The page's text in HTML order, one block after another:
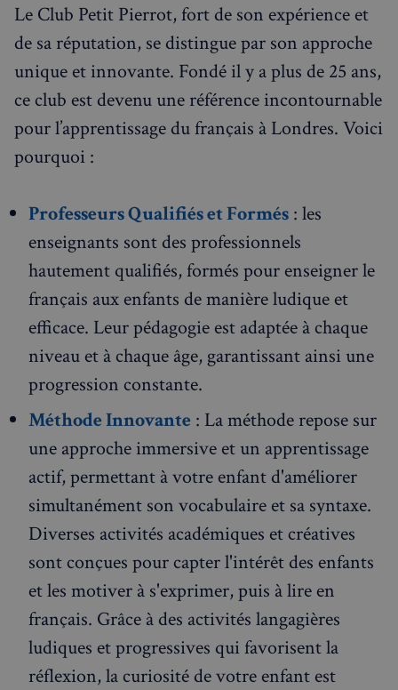
Visites guidées
Événements à venir
Le Club Petit Pierrot, fort de son expérience et
de sa réputation, se distingue par son approche
unique et innovante. Fondé il y a plus de 25 ans,
ce club est devenu une référence incontournable
pour l’apprentissage du français à Londres. Voici
pourquoi :
Professeurs Qualifiés et Formés : les
enseignants sont des professionnels
hautement qualifiés, formés pour enseigner le
français aux enfants de manière ludique et
efficace. Leur pédagogie est adaptée à chaque
niveau et à chaque âge, garantissant ainsi une
progression constante.
Méthode Innovante : La méthode repose sur
une approche immersive et un apprentissage
actif, permettant à votre enfant d'améliorer
simultanément son vocabulaire et sa syntaxe.
Diverses activités académiques et créatives
sont conçues pour capter l'intérêt des enfants
et les motiver à s'exprimer, puis à lire en
français. Grâce à des activités langagières
ludiques et progressives qui favorisent la
réflexion, la curiosité de votre enfant est